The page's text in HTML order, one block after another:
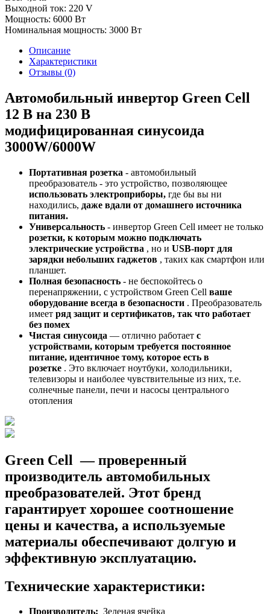
Выходной ток: 220 V
Мощность: 6000 Вт
Номинальная мощность: 3000 Вт
Описание
Характеристики
Отзывы (0)
Автомобильный инвертор Green Cell
12 В на 230 В
модифицированная синусоида
3000W/6000W
Портативная розетка - автомобильный
преобразователь - это устройство, позволяющее
использовать электроприборы, где бы вы ни
находились, даже вдали от домашнего источника
питания.
Универсальность - инвертор Green Cell имеет не только
розетки, к которым можно подключать
электрические устройства , но и USB-порт для
зарядки небольших гаджетов , таких как смартфон или
планшет.
Полная безопасность - не беспокойтесь о
перенапряжении, с устройством Green Cell ваше
оборудование всегда в безопасности . Преобразователь
имеет ряд защит и сертификатов, так что работает
без помех
Чистая синусоида — отлично работает с
устройствами, которым требуется постоянное
питание, идентичное тому, которое есть в
розетке . Это включает ноутбуки, холодильники,
телевизоры и наиболее чувствительные из них, т.е.
солнечные панели, печи и насосы центрального
отопления
Green Cell — проверенный
производитель автомобильных
преобразователей. Этот бренд
гарантирует хорошее соотношение
цены и качества, а используемые
материалы обеспечивают долгую и
эффективную эксплуатацию.
Технические характеристики:
Производитель: Зеленая ячейка